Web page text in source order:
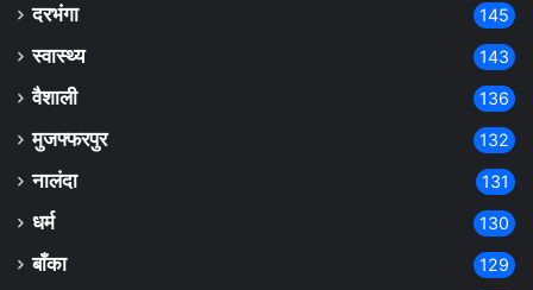
दरभंगा 145
स्वास्थ्य 143
वैशाली 136
मुजफ्फरपुर 132
नालंदा 131
धर्म 130
बाँका 129